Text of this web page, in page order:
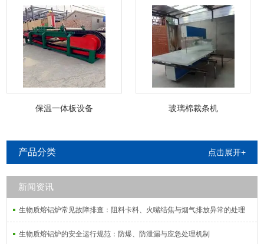
保温一体板设备 玻璃棉裁条机
产品分类 点击展开+
新闻资讯
生物质熔铝炉常见故障排查：阻料卡料、火嘴结焦与烟气排放异常的处理
生物质熔铝炉的安全运行规范：防爆、防泄漏与应急处理机制